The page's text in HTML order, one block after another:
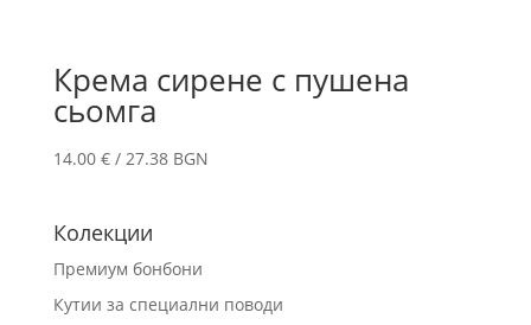
Крема сирене с пушена
сьомга
14.00 € / 27.38 BGN
Колекции
Премиум бонбони
Кутии за специални поводи